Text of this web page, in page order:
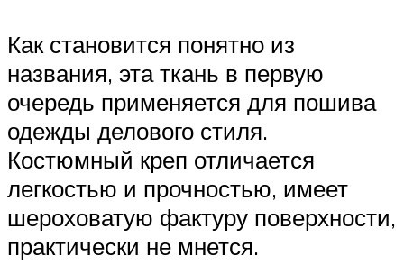
Как становится понятно из
названия, эта ткань в первую
очередь применяется для пошива
одежды делового стиля.
Костюмный креп отличается
легкостью и прочностью, имеет
шероховатую фактуру поверхности,
практически не мнется.